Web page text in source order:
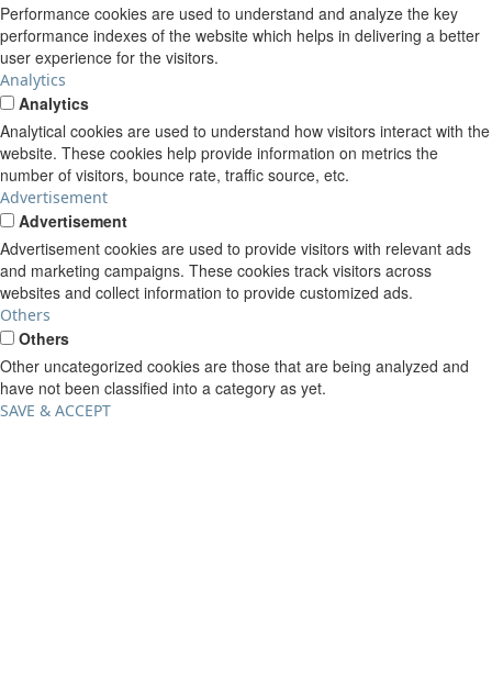
Performance cookies are used to understand and analyze the key
performance indexes of the website which helps in delivering a better
user experience for the visitors.
Analytics
Analytics
Analytical cookies are used to understand how visitors interact with the
website. These cookies help provide information on metrics the
number of visitors, bounce rate, traffic source, etc.
Advertisement
Advertisement
Advertisement cookies are used to provide visitors with relevant ads
and marketing campaigns. These cookies track visitors across
websites and collect information to provide customized ads.
Others
Others
Other uncategorized cookies are those that are being analyzed and
have not been classified into a category as yet.
SAVE & ACCEPT